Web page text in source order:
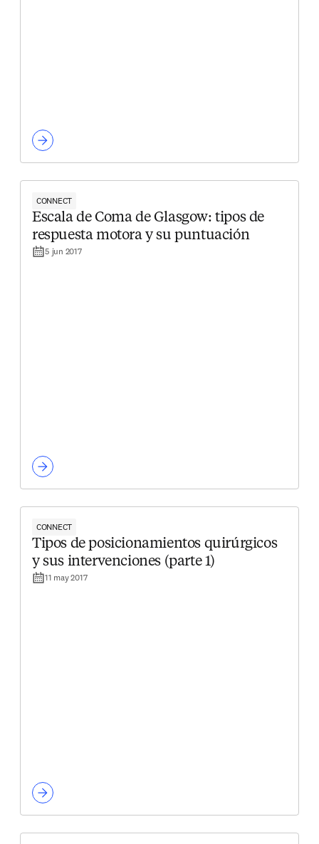
CONNECT
Escala de Coma de Glasgow: tipos de
respuesta motora y su puntuación
5 jun 2017
CONNECT
Tipos de posicionamientos quirúrgicos
y sus intervenciones (parte 1)
11 may 2017